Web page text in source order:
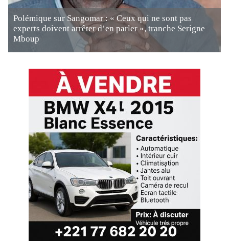
Polémique sur Sangomar : « Ceux qui ne sont pas
experts doivent arrêter d’en parler », tranche Serigne
Mboup